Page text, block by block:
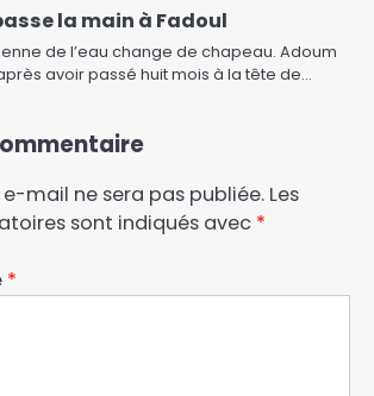
la main à Fadoul
de l’eau change de chapeau. Adoum
avoir passé huit mois à la tête de…
mail ne sera pas publiée. Les
sont indiqués avec *
*